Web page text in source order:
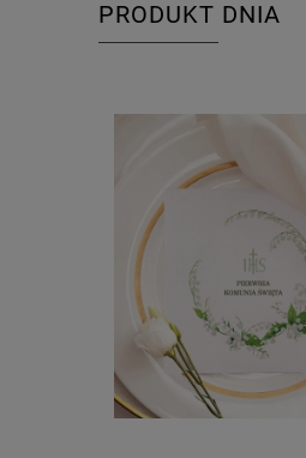
PRODUKT DNIA